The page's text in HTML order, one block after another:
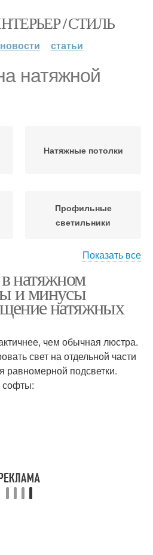
/ СТИЛЬ
новости статьи
натяжной
Натяжные потолки
Профильные
светильники
Точечный светильник
Светильники к
натяжному потолку
Показать все
натяжном
и минусы
натяжных
чем обычная люстра.
свет на отдельной части
равномерной подсветки.
софты: